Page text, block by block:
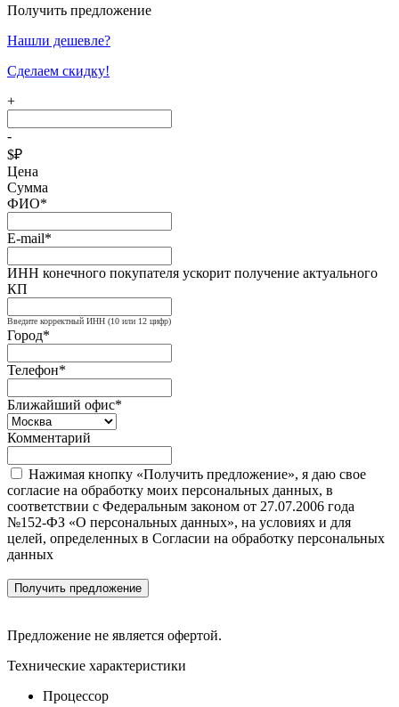
Получить предложение
Нашли дешевле?
Сделаем скидку!
+
-
$₽
Цена
Сумма
ФИО*
E-mail*
ИНН конечного покупателя ускорит получение актуального
КП
Введите корректный ИНН (10 или 12 цифр)
Город*
Телефон*
Ближайший офис*
Комментарий
Нажимая кнопку «Получить предложение», я даю свое
согласие на обработку моих персональных данных, в
соответствии с Федеральным законом от 27.07.2006 года
№152-ФЗ «О персональных данных», на условиях и для
целей, определенных в Согласии на обработку персональных
данных
Получить предложение
Предложение не является офертой.
Технические характеристики
Процессор